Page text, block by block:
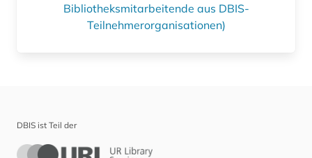
Bibliotheksmitarbeitende aus DBIS-
Teilnehmerorganisationen)
DBIS ist Teil der